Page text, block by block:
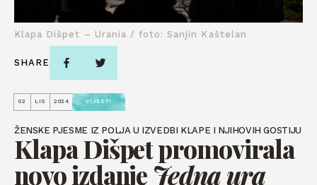
02 LIS 2024 VIJESTI
ŽENSKE PJESME IZ POLJA U IZVEDBI KLAPE I NJIHOVIH GOSTIJU
Klapa Dišpet promovirala
novo izdanje Jedna ura
Klapa Dišpet – Urania / foto: Sanjin Kaštelan
SHARE